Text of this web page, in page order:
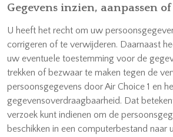
Gegevens inzien, aanpassen
U heeft het recht om uw
corrigeren of te verwijderen. Daarnaast
uw eventuele toestemming voor de
trekken of bezwaar te maken tegen de
persoonsgegevens door Air Choice 1 en
gegevensoverdraagbaarheid. Dat
verzoek kunt indienen om de
beschikken in een computerbestand naar